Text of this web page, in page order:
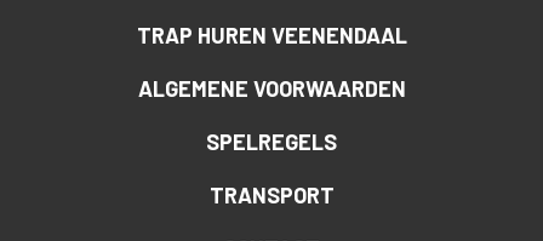
TRAP HUREN VEENENDAAL
ALGEMENE VOORWAARDEN
SPELREGELS
TRANSPORT